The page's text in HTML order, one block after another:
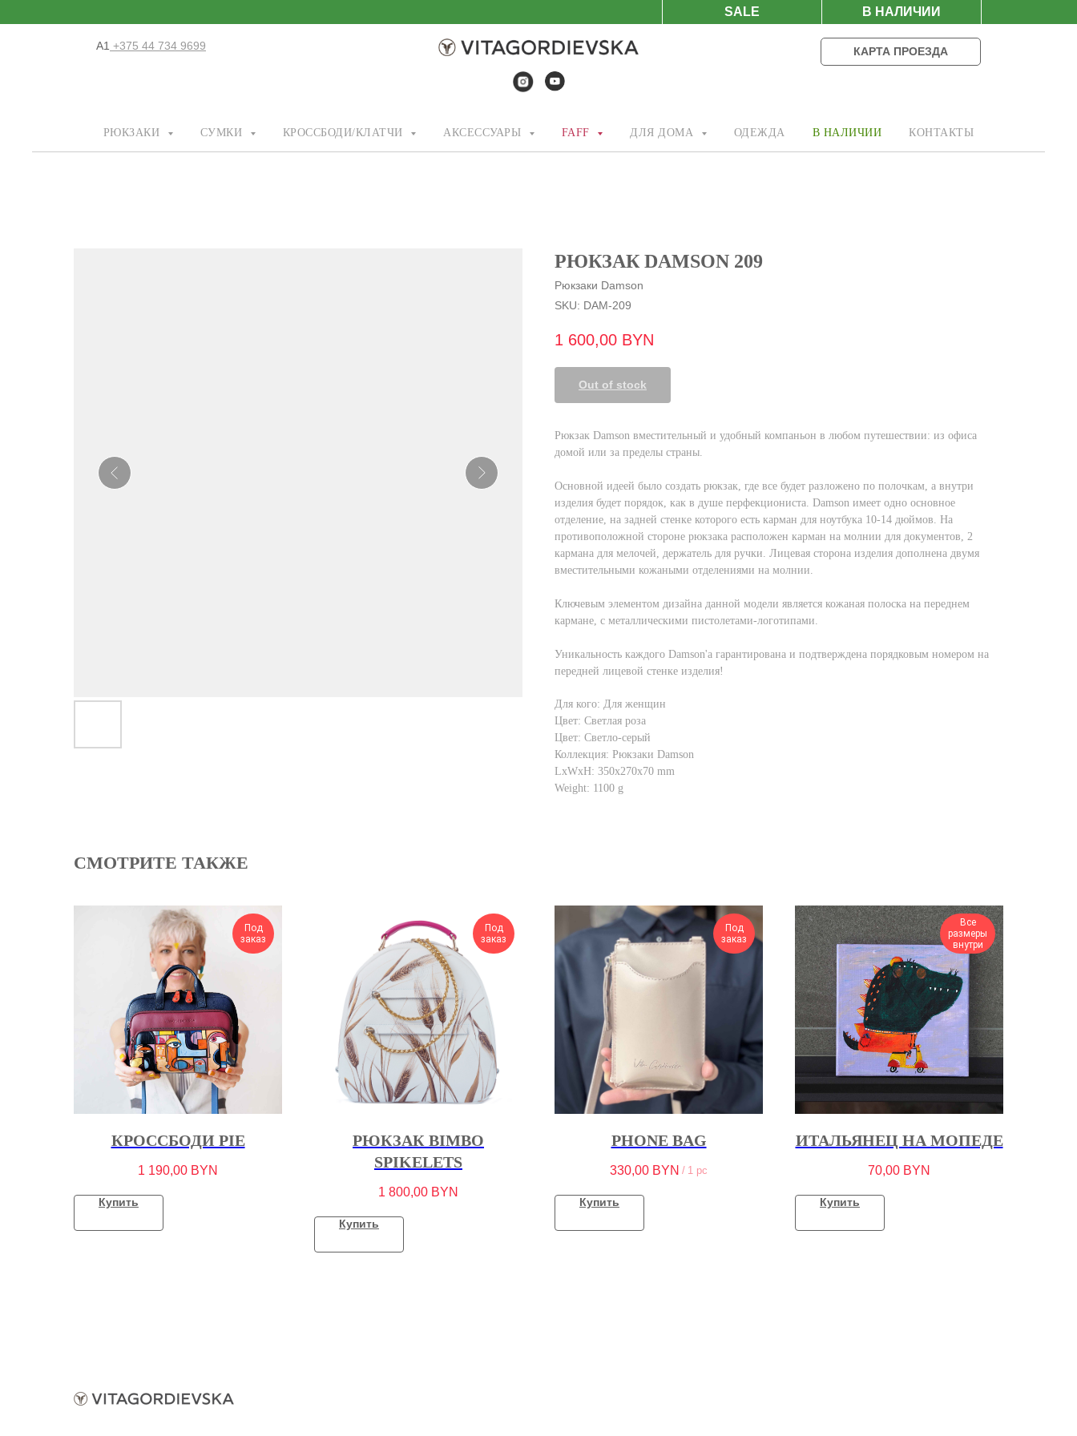
В НАЛИЧИИ
SALE
А1 +375 44 734 9699 КАРТА ПРОЕЗДА
РЮКЗАКИ СУМКИ КРОССБОДИ/КЛАТЧИ АКСЕССУАРЫ FAFF ДЛЯ ДОМА ОДЕЖДА В НАЛИЧИИ КОНТАКТЫ
РЮКЗАК DAMSON 209
Рюкзаки Damson
SKU: DAM-209
1 600,00 BYN
Out of stock
Рюкзак Damson вместительный и удобный компаньон в любом путешествии: из офиса
домой или за пределы страны.
Основной идеей было создать рюкзак, где все будет разложено по полочкам, а внутри
изделия будет порядок, как в душе перфекциониста. Damson имеет одно основное
отделение, на задней стенке которого есть карман для ноутбука 10-14 дюймов. На
противоположной стороне рюкзака расположен карман на молнии для документов, 2
кармана для мелочей, держатель для ручки. Лицевая сторона изделия дополнена двумя
вместительными кожаными отделениями на молнии.
Ключевым элементом дизайна данной модели является кожаная полоска на переднем
кармане, с металлическими пистолетами-логотипами.
Уникальность каждого Damson'а гарантирована и подтверждена порядковым номером на
передней лицевой стенке изделия!
Для кого: Для женщин
Цвет: Светлая роза
Цвет: Светло-серый
Коллекция: Рюкзаки Damson
LxWxH: 350x270x70 mm
Weight: 1100 g
СМОТРИТЕ ТАКЖЕ
Под
заказ
КРОССБОДИ PIE
1 190,00 BYN
Купить
Под
заказ
РЮКЗАК BIMBO
SPIKELETS
1 800,00 BYN
Купить
Под
заказ
PHONE BAG
330,00 BYN / 1 pc
Купить
Все
размеры
внутри
ИТАЛЬЯНЕЦ НА МОПЕДЕ
70,00 BYN
Купить